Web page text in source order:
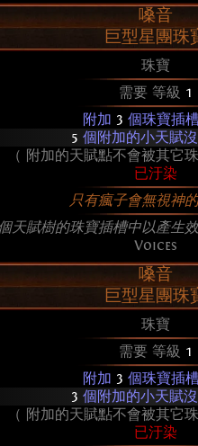
嗓音
巨型星團珠
珠寶
需要 等級 1
附加 3 個珠寶插
5 個附加的小天賦
（ 附加的天賦點不會被其它
已汙染
只有瘋子會無視神的
天賦樹的珠寶插槽中以產生
Voices
嗓音
巨型星團珠
珠寶
需要 等級 1
附加 3 個珠寶插
3 個附加的小天賦
（ 附加的天賦點不會被其它
已汙染